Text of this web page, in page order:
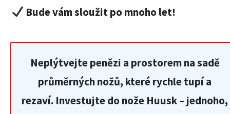
Bude vám sloužit po mnoho let!
Neplýtvejte penězi a prostorem na sadě
průměrných nožů, které rychle tupí a
rezaví. Investujte do nože Huusk – jednoho,